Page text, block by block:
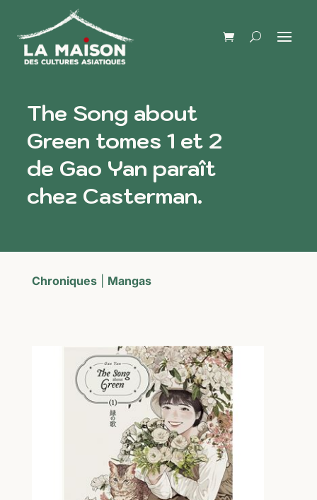
The Song about
Green tomes 1 et 2
de Gao Yan paraît
chez Casterman.
Chroniques| Mangas